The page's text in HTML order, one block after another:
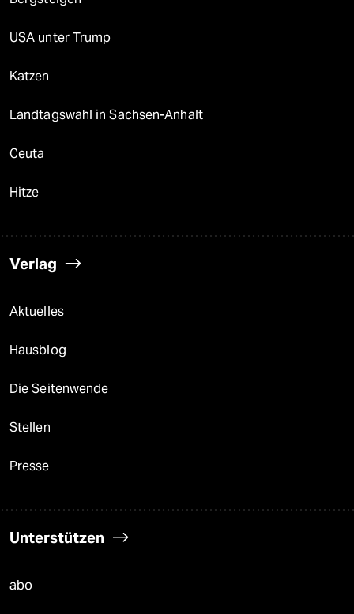
USA unter Trump
Katzen
Landtagswahl in Sachsen-Anhalt
Ceuta
Hitze
Verlag
Aktuelles
Hausblog
Die Seitenwende
Stellen
Presse
Unterstützen
abo